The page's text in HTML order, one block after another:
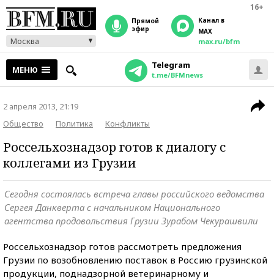
16+
Москва
прямой
эфир
Канал в
MAX
max.ru/bfm
МЕНЮ Telegram
t.me/BFMnews
2 апреля 2013, 21:19
Общество
Политика Конфликты
Россельхознадзор готов к диалогу с
коллегами из Грузии
Сегодня состоялась встреча главы российского ведомства
Сергея Данкверта с начальником Национального
агентства продовольствия Грузии Зурабом Чекурашвили
Россельхознадзор готов рассмотреть предложения
Грузии по возобновлению поставок в Россию грузинской
продукции, поднадзорной ветеринарному и